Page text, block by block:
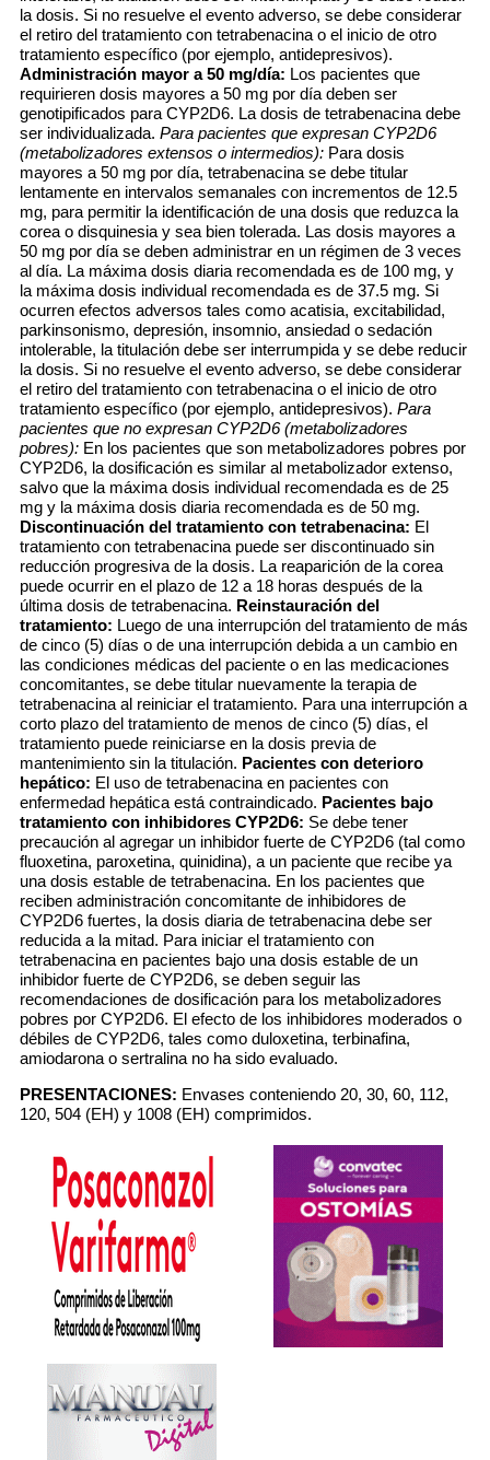
la dosis. Si no resuelve el evento adverso, se debe considerar
el retiro del tratamiento con tetrabenacina o el inicio de otro
tratamiento específico (por ejemplo, antidepresivos).
Administración mayor a 50 mg/día: Los pacientes que
requirieren dosis mayores a 50 mg por día deben ser
genotipificados para CYP2D6. La dosis de tetrabenacina debe
ser individualizada. Para pacientes que expresan CYP2D6
(metabolizadores extensos o intermedios): Para dosis
mayores a 50 mg por día, tetrabenacina se debe titular
lentamente en intervalos semanales con incrementos de 12.5
mg, para permitir la identificación de una dosis que reduzca la
corea o disquinesia y sea bien tolerada. Las dosis mayores a
50 mg por día se deben administrar en un régimen de 3 veces
al día. La máxima dosis diaria recomendada es de 100 mg, y
la máxima dosis individual recomendada es de 37.5 mg. Si
ocurren efectos adversos tales como acatisia, excitabilidad,
parkinsonismo, depresión, insomnio, ansiedad o sedación
intolerable, la titulación debe ser interrumpida y se debe reducir
la dosis. Si no resuelve el evento adverso, se debe considerar
el retiro del tratamiento con tetrabenacina o el inicio de otro
tratamiento específico (por ejemplo, antidepresivos). Para
pacientes que no expresan CYP2D6 (metabolizadores
pobres): En los pacientes que son metabolizadores pobres por
CYP2D6, la dosificación es similar al metabolizador extenso,
salvo que la máxima dosis individual recomendada es de 25
mg y la máxima dosis diaria recomendada es de 50 mg.
Discontinuación del tratamiento con tetrabenacina: El
tratamiento con tetrabenacina puede ser discontinuado sin
reducción progresiva de la dosis. La reaparición de la corea
puede ocurrir en el plazo de 12 a 18 horas después de la
última dosis de tetrabenacina. Reinstauración del
tratamiento: Luego de una interrupción del tratamiento de más
de cinco (5) días o de una interrupción debida a un cambio en
las condiciones médicas del paciente o en las medicaciones
concomitantes, se debe titular nuevamente la terapia de
tetrabenacina al reiniciar el tratamiento. Para una interrupción a
corto plazo del tratamiento de menos de cinco (5) días, el
tratamiento puede reiniciarse en la dosis previa de
mantenimiento sin la titulación. Pacientes con deterioro
hepático: El uso de tetrabenacina en pacientes con
enfermedad hepática está contraindicado. Pacientes bajo
tratamiento con inhibidores CYP2D6: Se debe tener
precaución al agregar un inhibidor fuerte de CYP2D6 (tal como
fluoxetina, paroxetina, quinidina), a un paciente que recibe ya
una dosis estable de tetrabenacina. En los pacientes que
reciben administración concomitante de inhibidores de
CYP2D6 fuertes, la dosis diaria de tetrabenacina debe ser
reducida a la mitad. Para iniciar el tratamiento con
tetrabenacina en pacientes bajo una dosis estable de un
inhibidor fuerte de CYP2D6, se deben seguir las
recomendaciones de dosificación para los metabolizadores
pobres por CYP2D6. El efecto de los inhibidores moderados o
débiles de CYP2D6, tales como duloxetina, terbinafina,
amiodarona o sertralina no ha sido evaluado.
PRESENTACIONES: Envases conteniendo 20, 30, 60, 112,
120, 504 (EH) y 1008 (EH) comprimidos.